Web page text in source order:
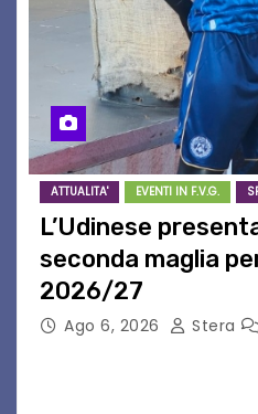
ATTUALITA' EVENTI IN F.V.G.
L’Udinese
seconda maglia
2026/27
Ago 6, 2026 Stera